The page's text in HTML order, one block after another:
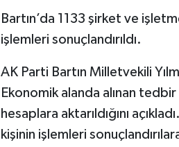
Bartın’da 1133 şirket ve
işlemleri sonuçlandırıldı.
AK Parti Bartın Milletvekili
Ekonomik alanda alınan
hesaplara aktarıldığını
kişinin işlemleri